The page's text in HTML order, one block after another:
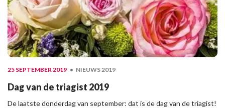
25 SEPTEMBER 2019 NIEUWS 2019
Dag van de triagist 2019
De laatste donderdag van september: dat is de dag van de triagist!